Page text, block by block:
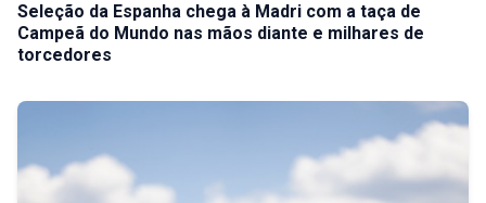
Seleção da Espanha chega à Madri com a taça de
Campeã do Mundo nas mãos diante e milhares de
torcedores